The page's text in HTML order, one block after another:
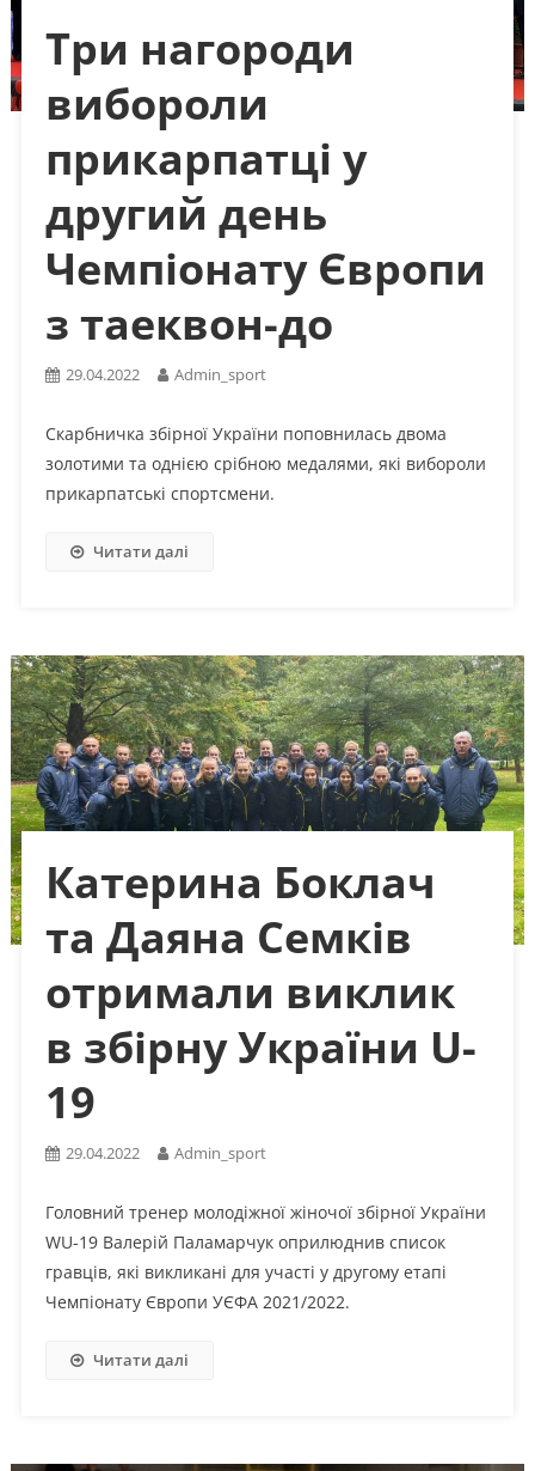
Три нагороди
вибороли
прикарпатці у
другий день
Чемпіонату Європи
з таеквон-до
29.04.2022 Admin_sport
Скарбничка збірної України поповнилась двома
золотими та однією срібною медалями, які вибороли
прикарпатські спортсмени.
Читати далі
Катерина Боклач
та Даяна Семків
отримали виклик
в збірну України U-
19
29.04.2022 Admin_sport
Головний тренер молодіжної жіночої збірної України
WU-19 Валерій Паламарчук оприлюднив список
гравців, які викликані для участі у другому етапі
Чемпіонату Європи УЄФА 2021/2022.
Читати далі